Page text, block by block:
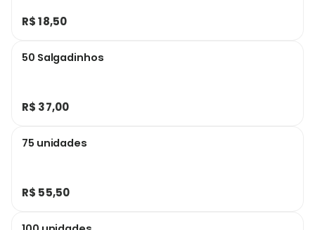
R$ 18,50
50 Salgadinhos
R$ 37,00
75 unidades
R$ 55,50